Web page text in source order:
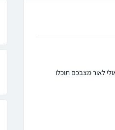
לאור מצבכם תוכלו